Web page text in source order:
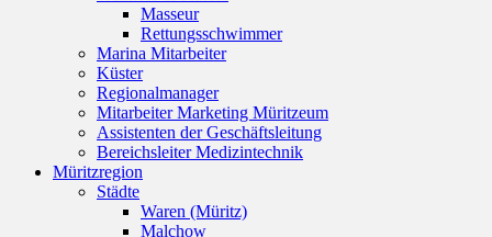
Masseur
Rettungsschwimmer
Marina Mitarbeiter
Küster
Regionalmanager
Mitarbeiter Marketing Müritzeum
Assistenten der Geschäftsleitung
Bereichsleiter Medizintechnik
Müritzregion
Städte
Waren (Müritz)
Malchow